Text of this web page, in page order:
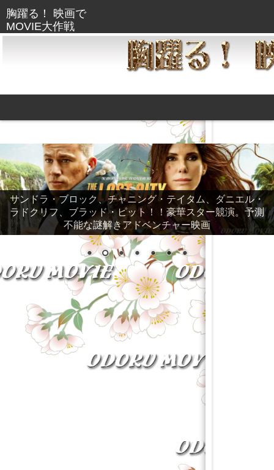
サンドラ・ブロック、チャニング・テイタム、ダニエル・
ラドクリフ、ブラッド・ピット！！豪華スター競演。予測
不能な謎解きアドベンチャー映画